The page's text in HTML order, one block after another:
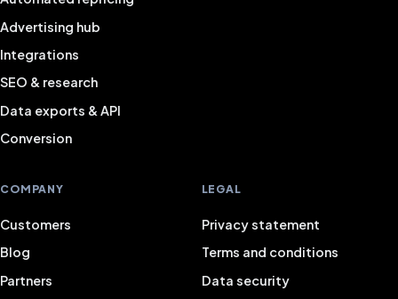
Advertising hub
Integrations
SEO & research
Data exports & API
Conversion
COMPANY
Customers
Blog
Partners
LEGAL
Privacy statement
Terms and conditions
Data security